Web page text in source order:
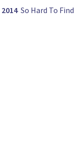
2014 So Hard To Find